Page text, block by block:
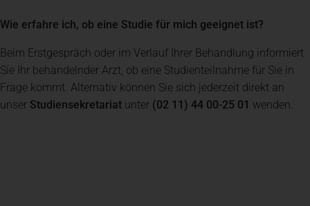
Wie erfahre ich, ob eine Studie für mich geeignet ist?
Beim Erstgespräch oder im Verlauf Ihrer Behandlung informiert
Sie Ihr behandelnder Arzt, ob eine Studienteilnahme für Sie in
Frage kommt. Alternativ können Sie sich jederzeit direkt an
unser Studiensekretariat unter (02 11) 44 00-25 01 wenden.